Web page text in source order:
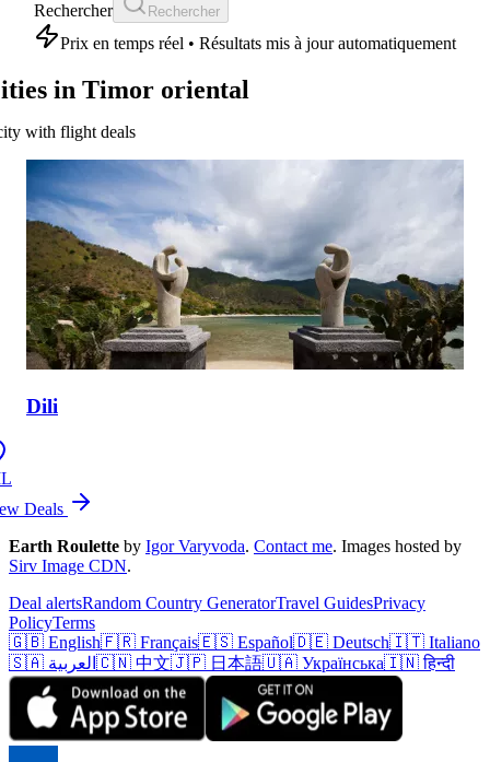
Rechercher
Rechercher
Prix en temps réel • Résultats mis à jour automatiquement
in Timor oriental
with flight deals
Dili
Deals
Earth Roulette by Igor Varyvoda. Contact me. Images hosted by
Sirv Image CDN.
Deal alertsRandom Country GeneratorTravel GuidesPrivacy
PolicyTerms
🇬🇧 English🇫🇷 Français🇪🇸 Español🇩🇪 Deutsch🇮🇹 Italiano
🇸🇦 العربية 🇨🇳 中文🇯🇵 日本語🇺🇦 Українська🇮🇳 हिन्दी